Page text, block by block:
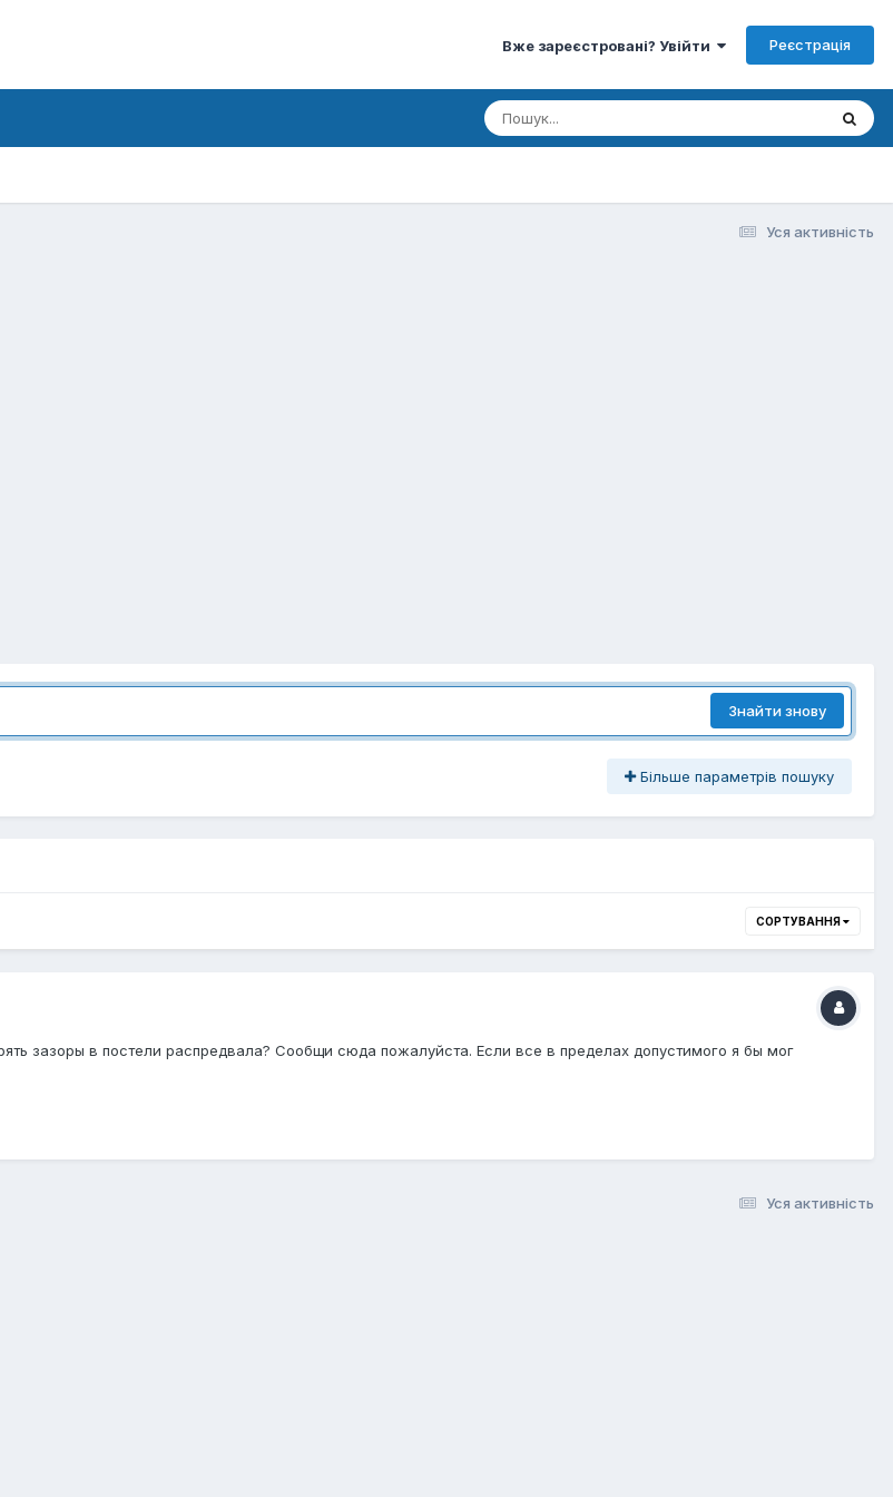
Вже зареєстровані? Увійти Реєстрація
Уся активність
Знайти знову
Більше параметрів пошуку
СОРТУВАННЯ
зазоры в постели распредвала? Сообщи сюда пожалуйста. Если все в пределах допустимого я бы мог
Уся активність